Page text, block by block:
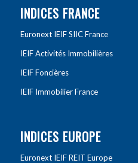
INDICES FRANCE
Euronext IEIF SIIC France
IEIF Activités Immobilières
IEIF Foncières
IEIF Immobilier France
INDICES EUROPE
Euronext IEIF REIT Europe